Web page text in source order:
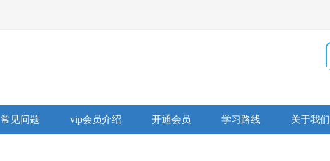
常见问题 vip会员介绍 开通会员 学习路线 关于我们